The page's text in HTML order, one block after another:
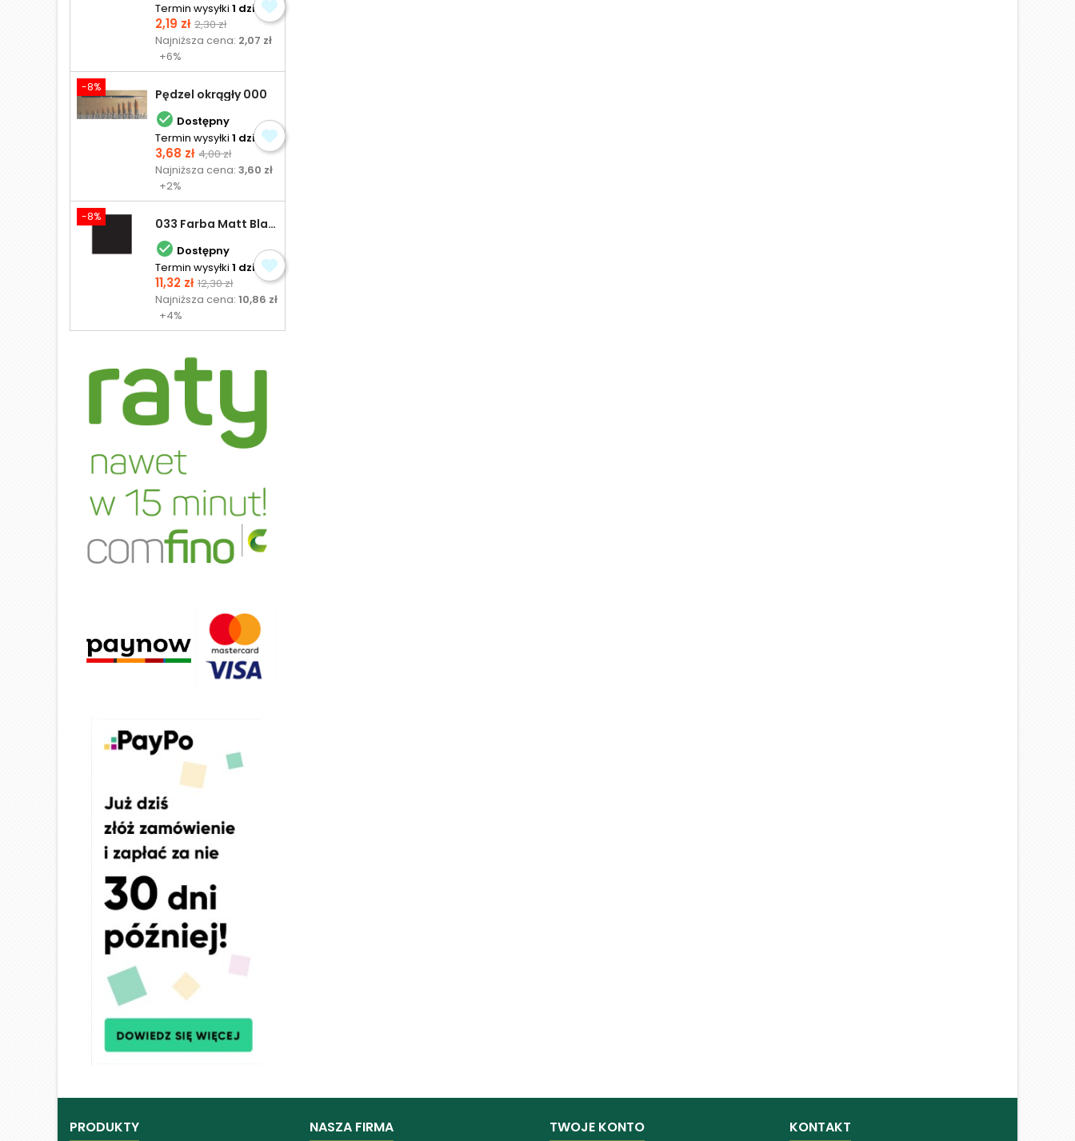
Termin wysyłki 1 dzień
Cena
2,19 zł Cena
podstawowa
2,30 zł
Najniższa cena: 2,07 zł
+6%
-8% Pędzel okrągły 000
 Dostępny
Termin wysyłki 1 dzień
Cena
3,68 zł Cena
podstawowa
4,00 zł
Najniższa cena:3,60 zł
+2%
-8% 033 Farba Matt Black - olejna
 Dostępny
Termin wysyłki 1 dzień
Cena
11,32 zł Cena
podstawowa
12,30 zł
Najniższa cena:10,86 zł
+4%
PRODUKTY NASZA FIRMA TWOJE KONTO KONTAKT